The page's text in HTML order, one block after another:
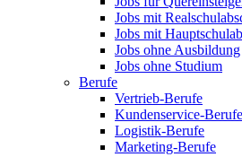
Jobs mit
Jobs mit
Jobs ohne Ausbildung
Jobs ohne Studium
Berufe
Vertrieb-Berufe
Kundenservice-Berufe
Logistik-Berufe
Marketing-Berufe